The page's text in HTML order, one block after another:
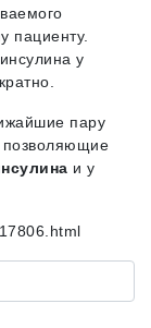
пациенту.
у
пару
позволяющие
и у